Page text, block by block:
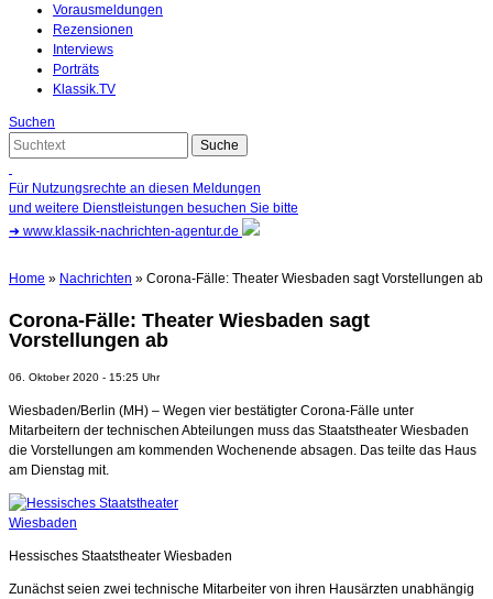
Vorausmeldungen
Rezensionen
Interviews
Porträts
Klassik.TV
Suchen
Für Nutzungsrechte an diesen Meldungen
und weitere Dienstleistungen besuchen Sie bitte
➜ www.klassik-nachrichten-agentur.de
Home » Nachrichten » Corona-Fälle: Theater Wiesbaden sagt Vorstellungen ab
Corona-Fälle: Theater Wiesbaden sagt
Vorstellungen ab
06. Oktober 2020 - 15:25 Uhr
Wiesbaden/Berlin (MH) – Wegen vier bestätigter Corona-Fälle unter
Mitarbeitern der technischen Abteilungen muss das Staatstheater Wiesbaden
die Vorstellungen am kommenden Wochenende absagen. Das teilte das Haus
am Dienstag mit.
Hessisches Staatstheater Wiesbaden
Zunächst seien zwei technische Mitarbeiter von ihren Hausärzten unabhängig